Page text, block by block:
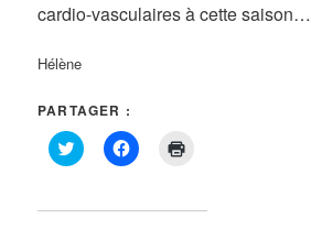
cardio-vasculaires à cette saison…
Hélène
PARTAGER :
Cliquez
pour
dans
Cliquez
pour
dans nouvelle